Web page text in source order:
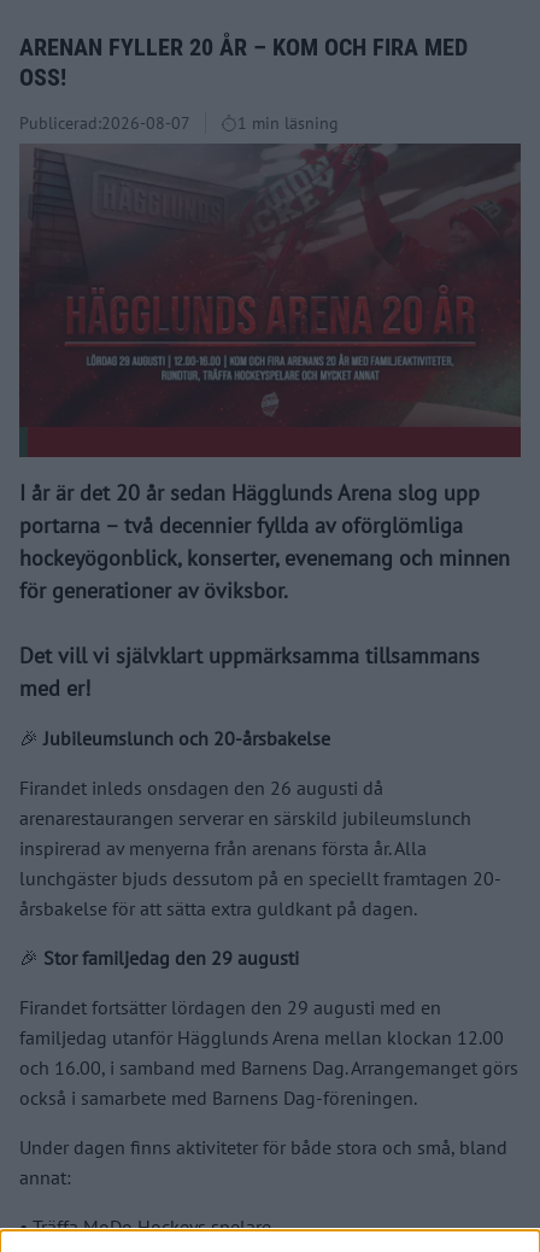
ARENAN FYLLER 20 ÅR – KOM OCH FIRA MED
OSS!
Publicerad:2026-08-07 1 min läsning
I år är det 20 år sedan Hägglunds Arena slog upp
portarna – två decennier fyllda av oförglömliga
hockeyögonblick, konserter, evenemang och minnen
för generationer av öviksbor.
Det vill vi självklart uppmärksamma tillsammans
med er!
🎉 Jubileumslunch och 20-årsbakelse
Firandet inleds onsdagen den 26 augusti då
arenarestaurangen serverar en särskild jubileumslunch
inspirerad av menyerna från arenans första år. Alla
lunchgäster bjuds dessutom på en speciellt framtagen 20-
årsbakelse för att sätta extra guldkant på dagen.
🎉 Stor familjedag den 29 augusti
Firandet fortsätter lördagen den 29 augusti med en
familjedag utanför Hägglunds Arena mellan klockan 12.00
och 16.00, i samband med Barnens Dag. Arrangemanget görs
också i samarbete med Barnens Dag-föreningen.
Under dagen finns aktiviteter för både stora och små, bland
annat:
•⁠ ⁠Träffa MoDo Hockeys spelare.